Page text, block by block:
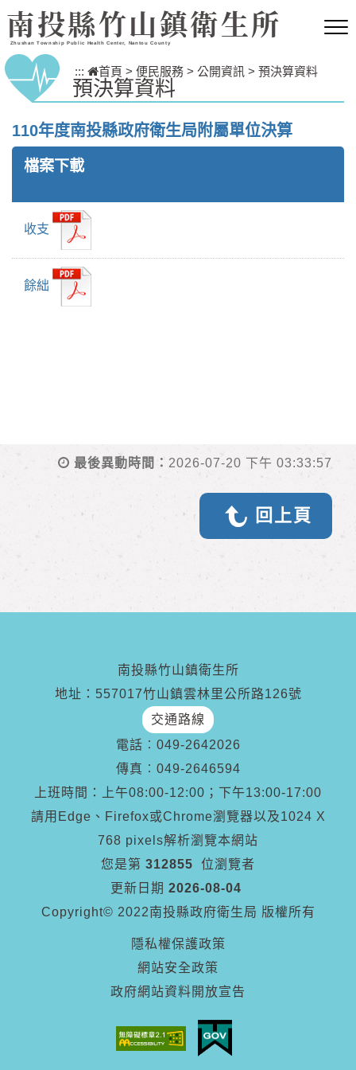
跳到主要內容區塊
南投縣竹山鎮衛生所
Zhushan Township Public Health Center, Nantou County
::: 首頁 > 便民服務 > 公開資訊 > 預決算資料
預決算資料
110年度南投縣政府衛生局附屬單位決算
檔案下載
收支
餘絀
最後異動時間： 2026-07-20 下午 03:33:57
回上頁
南投縣竹山鎮衛生所
地址：557017竹山鎮雲林里公所路126號
交通路線
電話︰ 049-2642026
傳真︰ 049-2646594
上班時間：上午08:00-12:00；下午13:00-17:00
請用Edge、Firefox或Chrome瀏覽器以及1024 X
768 pixels解析瀏覽本網站
您是第 312855
位瀏覽者
更新日期 2026-08-04
Copyright© 2022南投縣政府衛生局 版權所有
隱私權保護政策
網站安全政策
政府網站資料開放宣告